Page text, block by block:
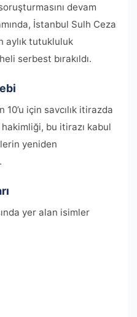
devam
İstanbul Sulh Ceza
aylık tutukluluk
serbest bırakıldı.
için savcılık itirazda
bu itirazı kabul
yeniden
yer alan isimler